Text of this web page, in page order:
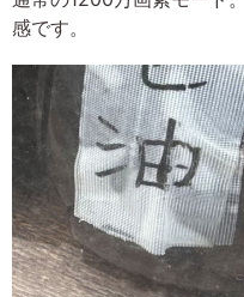
感です。